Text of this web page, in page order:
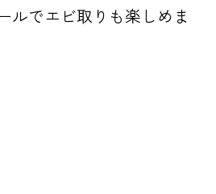
ルでエビ取りも楽しめま